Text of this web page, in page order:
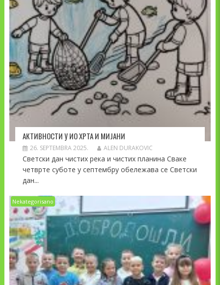
АКТИВНОСТИ У ИО ХРТА И МИЈАНИ
26. SEPTEMBRA 2025. ALEN DURAKOVIC
Светски дан чистих река и чистих планина Сваке
четврте суботе у септембру обележава се Светски
дан...
Nekategorisano